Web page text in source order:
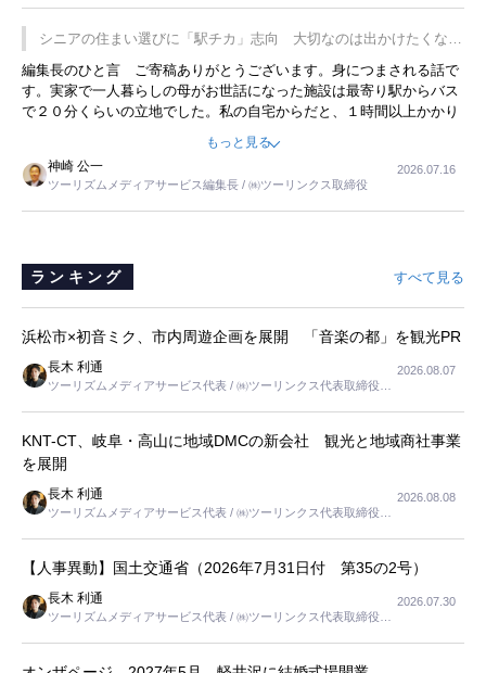
プレミアムヨーグルトを販売するにあたり、社内に懸念もあったそう
です。永井社長は、駐車場に都内ナンバーの高級外車が停まっている
ことに目をつけ、高級商品でも売れると確信したそうです。今回の記
事を懐かしく読みました。
シニアの住まい選びに「駅チカ」志向 大切なのは出かけたくなる
暮らし
編集長のひと言 ご寄稿ありがとうございます。身につまされる話で
す。実家で一人暮らしの母がお世話になった施設は最寄り駅からバス
で２０分くらいの立地でした。私の自宅からだと、１時間以上かかり
ました。母の住まいから近いという理由で、その施設を選択したので
すが、私と妹にとっては、半日仕事ででした。シニアの住まい選び
は、当人だけではなく、世話をする家族の足の便も考えない外池ない
と思いました。
もっと見る
神崎 公一
ツーリズムメディアサービス編集長 / ㈱ツーリンクス取締役
2026.07.16
ランキング すべて見る
浜松市×初音ミク、市内周遊企画を展開 「音楽の都」を観光PR
長木 利通
ツーリズムメディアサービス代表 / ㈱ツーリンクス代表取締役社
2026.08.07
KNT-CT、岐阜・高山に地域DMCの新会社 観光と地域商社事業
を展開
長木 利通
ツーリズムメディアサービス代表 / ㈱ツーリンクス代表取締役社
2026.08.08
【人事異動】国土交通省（2026年7月31日付 第35の2号）
長木 利通
ツーリズムメディアサービス代表 / ㈱ツーリンクス代表取締役社
2026.07.30